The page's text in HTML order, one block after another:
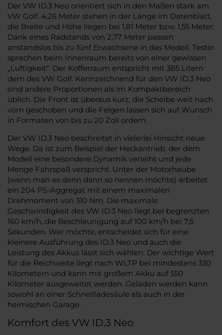
Der VW ID.3 Neo orientiert sich in den Maßen stark am
VW Golf. 4,26 Meter stehen in der Länge im Datenblatt,
die Breite und Höhe liegen bei 1,81 Meter bzw. 1,55 Meter.
Dank eines Radstands von 2,77 Meter passen
anstandslos bis zu fünf Erwachsene in das Modell. Tester
sprechen beim Innenraum bereits von einer gewissen
„Luftigkeit“. Der Kofferraum entspricht mit 385 Litern
dem des VW Golf. Kennzeichnend für den VW ID.3 Neo
sind andere Proportionen als im Kompaktbereich
üblich. Die Front ist überaus kurz, die Scheibe weit nach
vorn geschoben und die Felgen lassen sich auf Wunsch
in Formaten von bis zu 20 Zoll ordern.
Der VW ID.3 Neo beschreitet in vielerlei Hinsicht neue
Wege. Da ist zum Beispiel der Heckantrieb, der dem
Modell eine besondere Dynamik verleiht und jede
Menge Fahrspaß verspricht. Unter der Motorhaube
(wenn man es denn dann so nennen möchte) arbeitet
ein 204 PS-Aggregat mit einem maximalen
Drehmoment von 310 Nm. Die maximale
Geschwindigkeit des VW ID.3 Neo liegt bei begrenzten
160 km/h, die Beschleunigung auf 100 km/h bei 7,5
Sekunden. Wer möchte, entscheidet sich für eine
kleinere Ausführung des ID.3 Neo und auch die
Leistung des Akkus lässt sich wählen. Der wichtige Wert
für die Reichweite liegt nach WLTP bei mindestens 330
Kilometern und kann mit großem Akku auf 550
Kilometer ausgeweitet werden. Geladen werden kann
sowohl an einer Schnellladesäule als auch in der
heimischen Garage.
Komfort des VW ID.3 Neo